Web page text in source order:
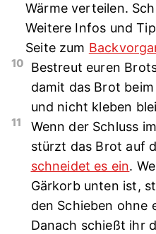
Wärme verteilen.
Weitere Infos und
Seite zum
10
Bestreut euren
damit das Brot
und nicht kleben
11
Wenn der Schluss
stürzt das Brot auf
schneidet es ein.
Gärkorb unten ist,
den Schieben ohne
Danach schießt ihr